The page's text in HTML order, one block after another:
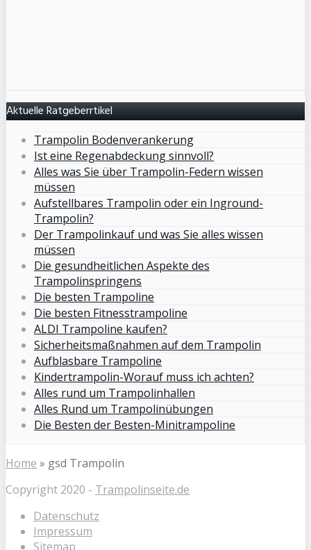
Aktuelle Ratgeberrtikel
Trampolin Bodenverankerung
Ist eine Regenabdeckung sinnvoll?
Alles was Sie über Trampolin-Federn wissen
müssen
Aufstellbares Trampolin oder ein Inground-
Trampolin?
Der Trampolinkauf und was Sie alles wissen
müssen
Die gesundheitlichen Aspekte des
Trampolinspringens
Die besten Trampoline
Die besten Fitnesstrampoline
ALDI Trampoline kaufen?
Sicherheitsmaßnahmen auf dem Trampolin
Aufblasbare Trampoline
Kindertrampolin-Worauf muss ich achten?
Alles rund um Trampolinhallen
Alles Rund um Trampolinübungen
Die Besten der Besten-Minitrampoline
Home » gsd Trampolin
Copyright 2020 - Trampolinseite.de
Datenschutz
Impressum
Sitemap